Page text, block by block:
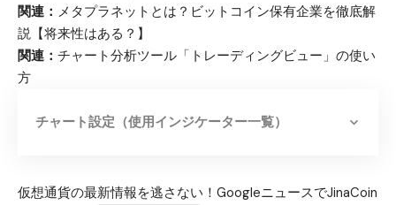
関連： メタプラネットとは？ビットコイン保有企業を徹底解
説【将来性はある？】
関連： チャート分析ツール「トレーディングビュー」の使い
方
チャート設定（使用インジケーター一覧）
仮想通貨の最新情報を逃さない！GoogleニュースでJinaCoin